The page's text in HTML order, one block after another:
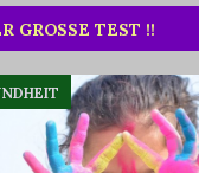
GROSSE TEST !!